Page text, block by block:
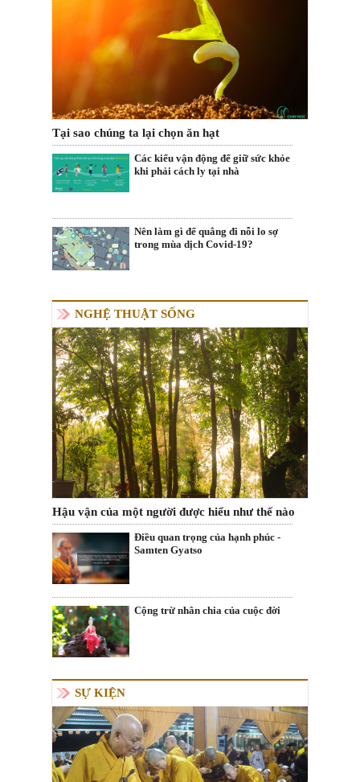
Tại sao chúng ta lại chọn ăn hạt
Các kiểu vận động để giữ sức khỏe
khi phải cách ly tại nhà
Nên làm gì để quẳng đi nỗi lo sợ
trong mùa dịch Covid-19?
NGHỆ THUẬT SỐNG
Hậu vận của một người được hiểu như thế nào
Điều quan trọng của hạnh phúc -
Samten Gyatso
Cộng trừ nhân chia của cuộc đời
SỰ KIỆN